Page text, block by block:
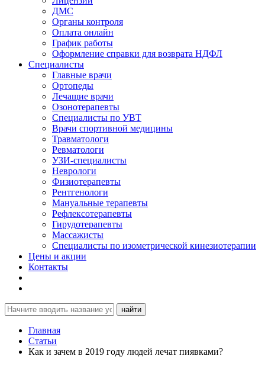
ДМС
Органы контроля
Оплата онлайн
График работы
Оформление справки для возврата НДФЛ
Специалисты
Главные врачи
Ортопеды
Лечащие врачи
Озонотерапевты
Специалисты по УВТ
Врачи спортивной медицины
Травматологи
Ревматологи
УЗИ-специалисты
Неврологи
Физиотерапевты
Рентгенологи
Мануальные терапевты
Рефлексотерапевты
Гирудотерапевты
Массажисты
Специалисты по изометрической кинезиотерапии
Цены и акции
Контакты
найти
Главная
Статьи
Как и зачем в 2019 году людей лечат пиявками?